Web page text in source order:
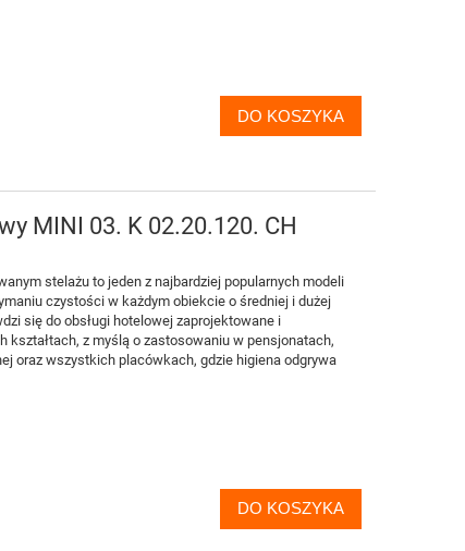
DO KOSZYKA
MINI 03. K 02.20.120. CH
stelażu to jeden z najbardziej popularnych modeli
czystości w każdym obiekcie o średniej i dużej
się do obsługi hotelowej zaprojektowane i
kształtach, z myślą o zastosowaniu w pensjonatach,
oraz wszystkich placówkach, gdzie higiena odgrywa
DO KOSZYKA